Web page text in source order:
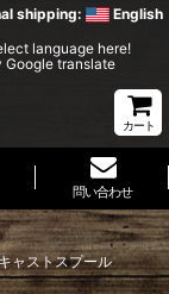
shipping: English
language here!
Google translate
カート
問い合わせ
ャストスプール